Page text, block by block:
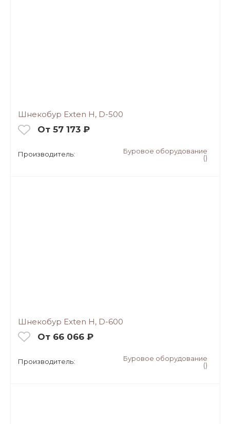
Шнекобур Exten H, D-500
От 57 173 ₽
Производитель:
Буровое оборудование
()
Шнекобур Exten H, D-600
От 66 066 ₽
Производитель:
Буровое оборудование
()